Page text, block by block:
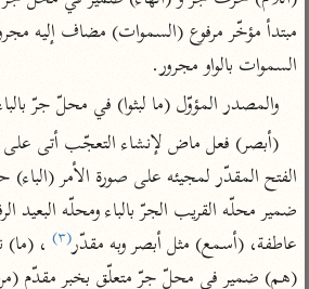
Type 1 or more
characters for results.
أمّهات
تفسير الطبري
تفسير ابن كثير
تفسير القرطبي
تفسير البغوي
جمع الأقوال
تفسير ابن الجوزي
عامّة
فتح البيان للقنوجي
تفسير ابن جزي
موسوعات
تفسير الآلوسي
تفسير الرازي
السموات بالواو مجرور.
والمصدر المؤوّل (ما لبثوا) في محلّ جرّ
عاطفة، (أسمع) مثل أبصر وبه مقدّر(٣)